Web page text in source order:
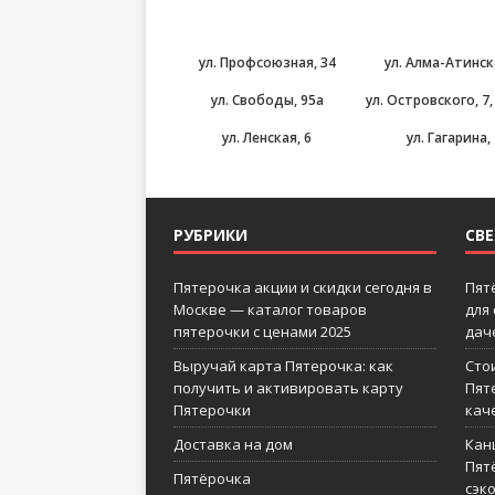
ул. Профсоюзная, 34 ул. Алма-
ул. Свободы, 95а
ул. Островского,
ул. Ленская, 6
ул. Гагарина,
РУБРИКИ
Пятерочка акции и скидки сегодня в
Москве — каталог товаров
пятерочки с ценами 2025
Выручай карта Пятерочка: как
получить и активировать карту
Пятерочки
Доставка на дом
Пятёрочка
для